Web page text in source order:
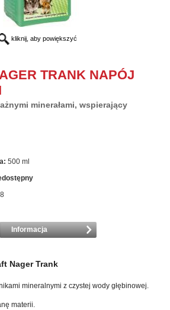
kliknij, aby powiększyć
TRANK NAPÓJ
minerałami, wspierający
500 ml
Informacja
Nager Trank
mineralnymi z czystej wody głębinowej.
materii.